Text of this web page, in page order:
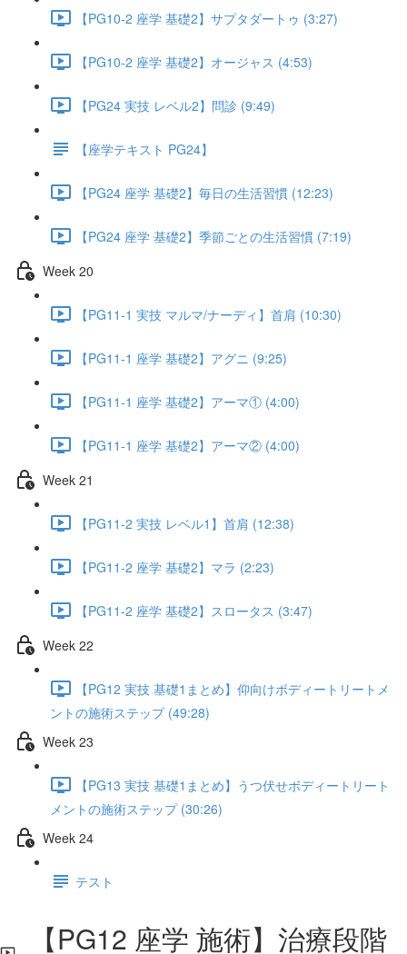
【PG10-2 座学 基礎2】サプタダートゥ (3:27)
【PG10-2 座学 基礎2】オージャス (4:53)
【PG24 実技 レベル2】問診 (9:49)
【座学テキスト PG24】
【PG24 座学 基礎2】毎日の生活習慣 (12:23)
【PG24 座学 基礎2】季節ごとの生活習慣 (7:19)
Week 20
【PG11-1 実技 マルマ/ナーディ】首肩 (10:30)
【PG11-1 座学 基礎2】アグニ (9:25)
【PG11-1 座学 基礎2】アーマ① (4:00)
【PG11-1 座学 基礎2】アーマ② (4:00)
Week 21
【PG11-2 実技 レベル1】首肩 (12:38)
【PG11-2 座学 基礎2】マラ (2:23)
【PG11-2 座学 基礎2】スロータス (3:47)
Week 22
【PG12 実技 基礎1まとめ】仰向けボディートリートメ
ントの施術ステップ (49:28)
Week 23
【PG13 実技 基礎1まとめ】うつ伏せボディートリート
メントの施術ステップ (30:26)
Week 24
テスト
【PG12 座学 施術】治療段階